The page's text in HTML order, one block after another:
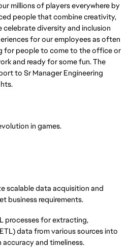
millions of players everywhere by
people that combine creativity,
celebrate diversity and inclusion
for our employees as often
for people to come to the office or
and ready for some fun. The
to Sr Manager Engineering
in games.
scalable data acquisition and
business requirements.
processes for extracting,
data from various sources into
and timeliness.